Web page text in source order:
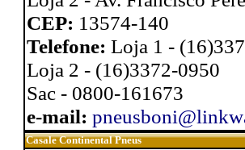
CEP: 13574-140
Telefone: Loja 1 -
Loja 2 - (16)3372-0950
Sac - 0800-161673
e-mail:
Casale Continental Pneus